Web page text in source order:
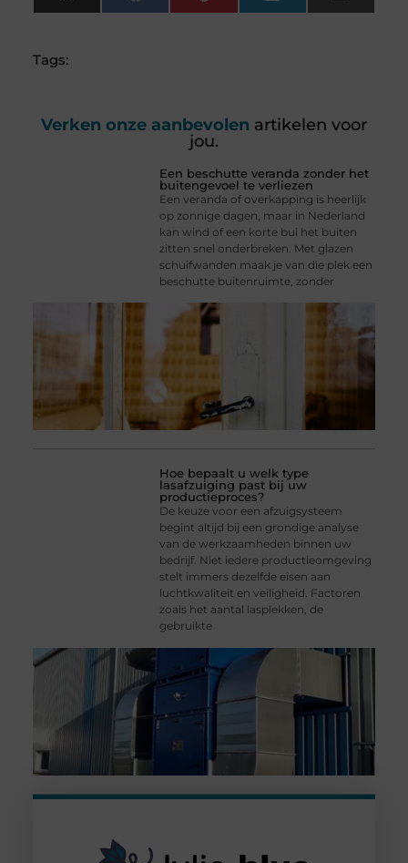
(Twitter)
Tags:
Verken onze aanbevolen artikelen voor
jou.
Een beschutte veranda zonder het
buitengevoel te verliezen
Een veranda of overkapping is heerlijk
op zonnige dagen, maar in Nederland
kan wind of een korte bui het buiten
zitten snel onderbreken. Met glazen
schuifwanden maak je van die plek een
beschutte buitenruimte, zonder
Hoe bepaalt u welk type
lasafzuiging past bij uw
productieproces?
De keuze voor een afzuigsysteem
begint altijd bij een grondige analyse
van de werkzaamheden binnen uw
bedrijf. Niet iedere productieomgeving
stelt immers dezelfde eisen aan
luchtkwaliteit en veiligheid. Factoren
zoals het aantal lasplekken, de
gebruikte